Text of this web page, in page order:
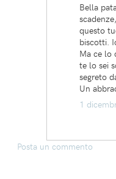
Bella
questo
biscotti.
Ma ce lo
te lo sei
segreto
Un
1
Posta un commento